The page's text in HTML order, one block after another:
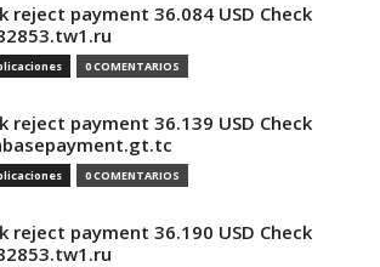
reject payment 36.084 USD Check
0 COMENTARIOS
reject payment 36.139 USD Check
0 COMENTARIOS
reject payment 36.190 USD Check